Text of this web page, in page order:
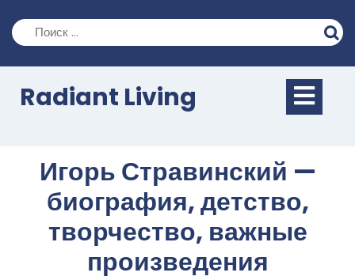
содержимому
Radiant Living
Игорь Стравинский —
биография, детство,
творчество, важные
произведения